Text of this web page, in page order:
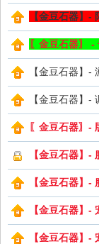
Bo
【金豆石器】-
〖金豆石器〗
【金豆石器】-
【金豆石器】-
〖金豆石器〗-
【金豆石器】-
【金豆石器】-
【金豆石器】-
【金豆石器】-